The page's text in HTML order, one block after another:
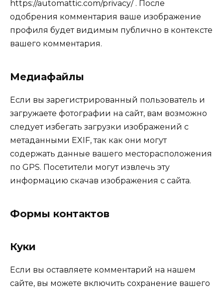
https://automattic.com/privacy/ . После
одобрения комментария ваше изображение
профиля будет видимым публично в контексте
вашего комментария.
Медиафайлы
Если вы зарегистрированный пользователь и
загружаете фотографии на сайт, вам возможно
следует избегать загрузки изображений с
метаданными EXIF, так как они могут
содержать данные вашего месторасположения
по GPS. Посетители могут извлечь эту
информацию скачав изображения с сайта.
Формы контактов
Куки
Если вы оставляете комментарий на нашем
сайте, вы можете включить сохранение вашего